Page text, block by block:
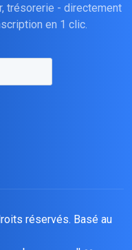
trésorerie - directement
en 1 clic.
réservés. Basé au